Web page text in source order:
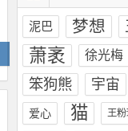
泥巴 梦想
萧袤 徐光梅
笨狗熊 宇宙
爱心 猫 王